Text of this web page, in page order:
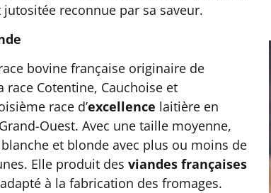
reconnue par sa saveur.
bovine française originaire de
Cotentine, Cauchoise et
race d’excellence laitière en
Ouest. Avec une taille moyenne,
et blonde avec plus ou moins de
Elle produit des viandes françaises
à la fabrication des fromages.